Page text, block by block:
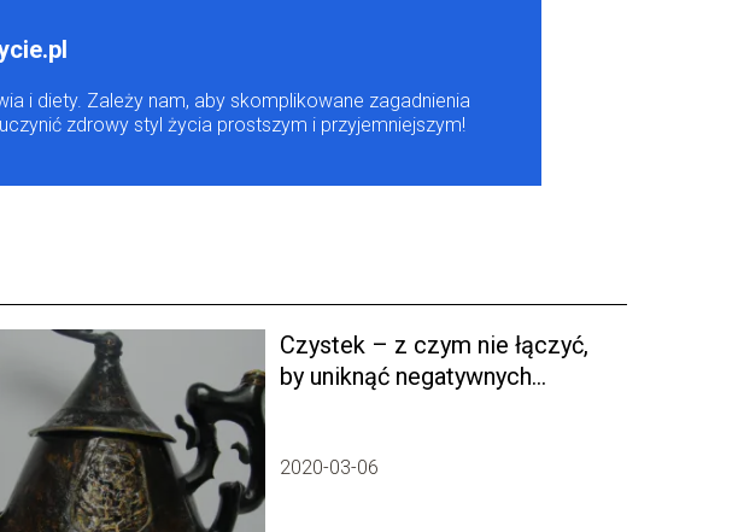
i diety. Zależy nam, aby skomplikowane zagadnienia
zdrowy styl życia prostszym i przyjemniejszym!
Czystek – z czym nie łączyć,
by uniknąć negatywnych
2020-03-06